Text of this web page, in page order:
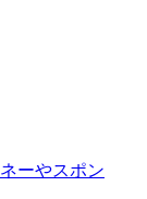
ーやスポン